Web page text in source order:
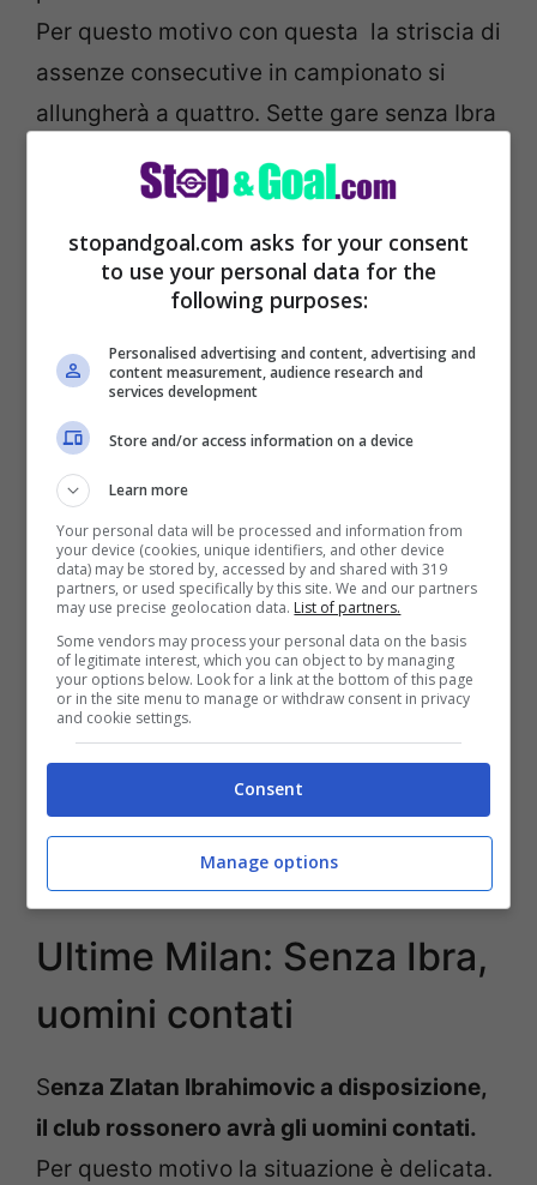
Per questo motivo con questa la striscia di
assenze consecutive in campionato si
allungherà a quattro. Sette gare senza Ibra
in totale se si considera anche l’Europa
League. La lesione al bicipite femorale
della coscia destra che lo ha fermato al
San Paolo, o meglio oggi Stadio Maradona,
Per questo motivo si spera che Zlatan
possa tornare a guidare l’attacco di Pioli
domenica, a
contro il Sassuolo di De Zerbi.
Calciomercato Milan, rinnovo Ibrahimovic (Getty Images)
Ultime Milan: Senza Ibra,
uomini contati
Senza Zlatan Ibrahimovic a disposizione,
il club rossonero avrà gli uomini contati.
Per questo motivo la situazione è delicata.
stopandgoal.com asks for your consent
to use your personal data for the
following purposes:
Personalised advertising and content, advertising and
content measurement, audience research and
services development
Store and/or access information on a device
Learn more
Your personal data will be processed and information from
your device (cookies, unique identifiers, and other device
data) may be stored by, accessed by and shared with 319
partners, or used specifically by this site. We and our partners
may use precise geolocation data. List of partners.
Some vendors may process your personal data on the basis
of legitimate interest, which you can object to by managing
your options below. Look for a link at the bottom of this page
or in the site menu to manage or withdraw consent in privacy
and cookie settings.
Consent
Manage options